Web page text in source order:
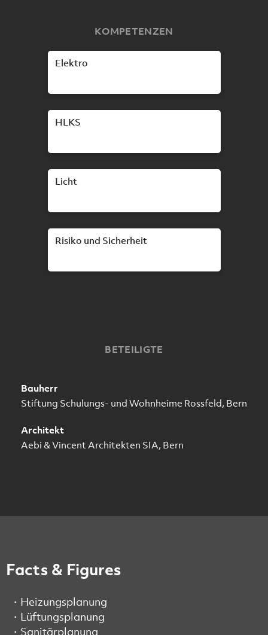
KOMPETENZEN
Elektro
HLKS
Licht
Risiko und Sicherheit
BETEILIGTE
Bauherr
Stiftung Schulungs- und Wohnheime Rossfeld, Bern
Architekt
Aebi & Vincent Architekten SIA, Bern
Facts & Figures
Heizungsplanung
Lüftungsplanung
Sanitärplanung